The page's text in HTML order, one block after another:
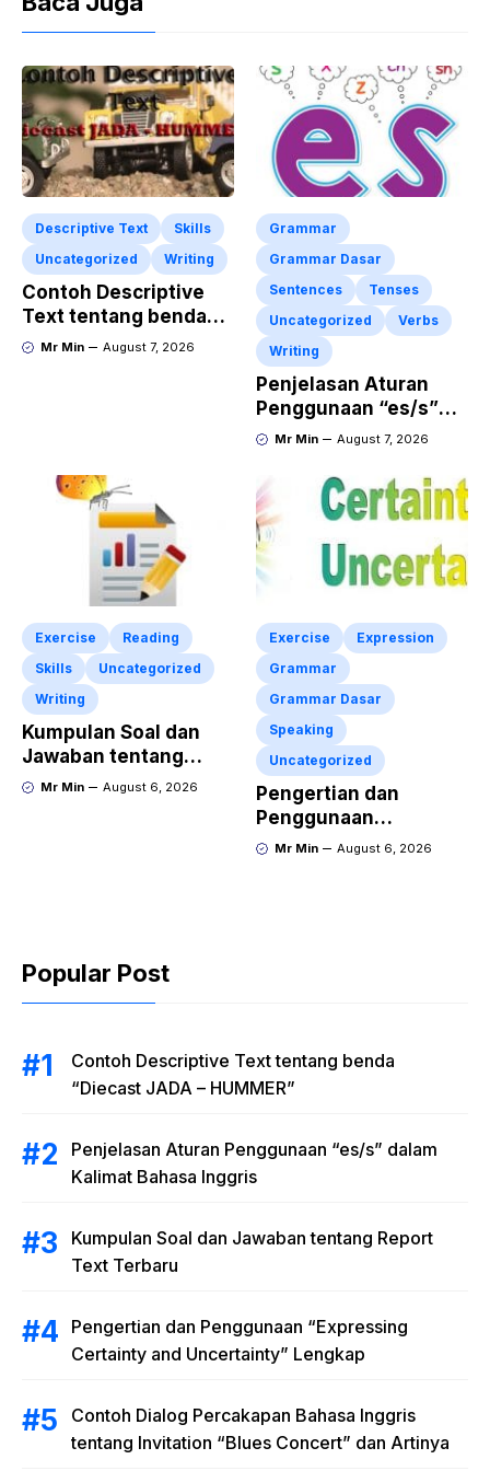
Descriptive Text
Skills
Uncategorized
Writing
Contoh Descriptive
Text tentang benda
“Diecast JADA –
Mr Min August 7, 2026
Grammar
Grammar Dasar
Sentences
Tenses
Uncategorized
Verbs
Writing
Penjelasan Aturan
Penggunaan “es/s”
dalam Kalimat Bahasa
Mr Min August 7, 2026
Exercise
Reading
Skills
Uncategorized
Writing
Kumpulan Soal dan
Jawaban tentang
Report Text Terbaru
Mr Min August 6, 2026
Exercise
Expression
Grammar
Grammar Dasar
Speaking
Uncategorized
Pengertian dan
Penggunaan
“Expressing Certainty
Mr Min August 6, 2026
Popular Post
Contoh Descriptive Text tentang benda
“Diecast JADA – HUMMER”
Penjelasan Aturan Penggunaan “es/s” dalam
Kalimat Bahasa Inggris
Kumpulan Soal dan Jawaban tentang Report
Text Terbaru
Pengertian dan Penggunaan “Expressing
Certainty and Uncertainty” Lengkap
Contoh Dialog Percakapan Bahasa Inggris
tentang Invitation “Blues Concert” dan Artinya